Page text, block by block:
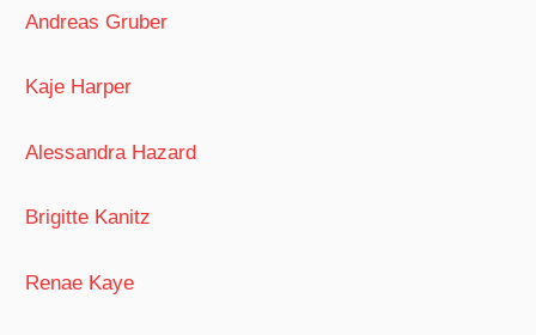
Andreas Gruber
Kaje Harper
Alessandra Hazard
Brigitte Kanitz
Renae Kaye